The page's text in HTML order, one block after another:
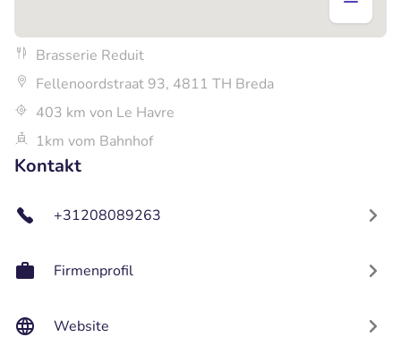
Brasserie Reduit
Fellenoordstraat 93, 4811 TH Breda
403 km von Le Havre
1km vom Bahnhof
Kontakt
+31208089263
Firmenprofil
Website